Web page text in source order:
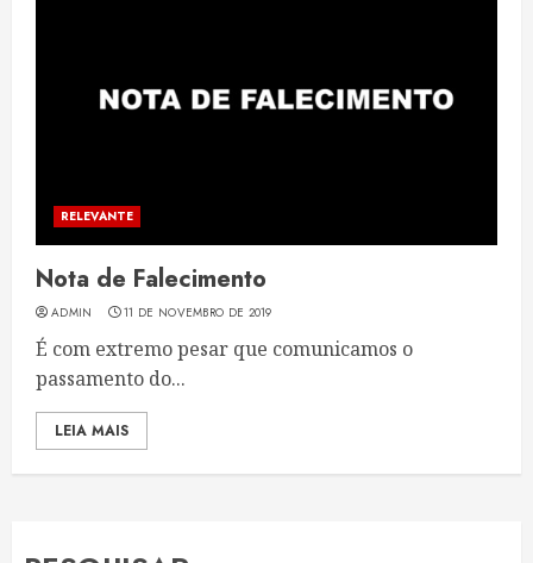
RELEVANTE
Nota de Falecimento
ADMIN 11 DE NOVEMBRO DE 2019
É com extremo pesar que comunicamos o
passamento do...
LEIA MAIS